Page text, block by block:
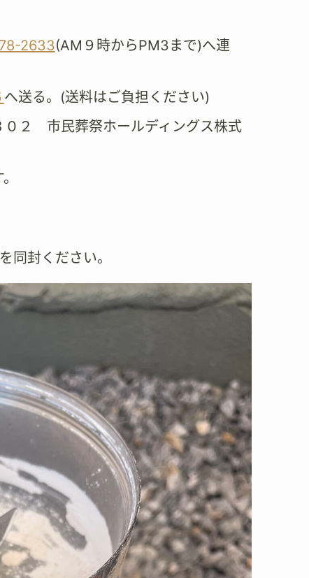
2633(AM９時からPM3まで)へ連
へ送る。(送料はご負担ください)
２ 市民葬祭ホールディングス株式
同封ください。